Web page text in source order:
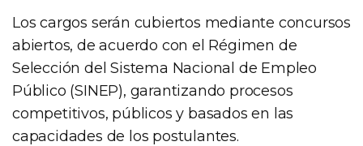
Los cargos serán cubiertos mediante concursos
abiertos, de acuerdo con el Régimen de
Selección del Sistema Nacional de Empleo
Público (SINEP), garantizando procesos
competitivos, públicos y basados en las
capacidades de los postulantes.